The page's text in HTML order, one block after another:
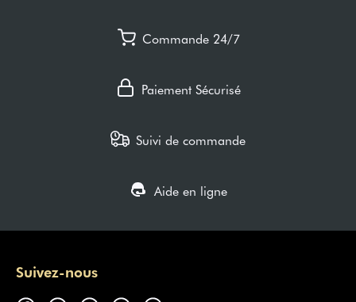
Commande 24/7
Paiement Sécurisé
Suivi de commande
Aide en ligne
Suivez-nous